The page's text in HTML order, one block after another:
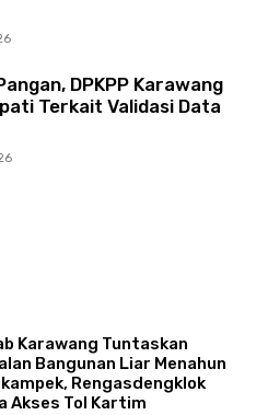
DPKPP Karawang
Terkait Validasi Data
Karawang Tuntaskan
Bangunan Liar Menahun
Rengasdengklok
Akses Tol Kartim